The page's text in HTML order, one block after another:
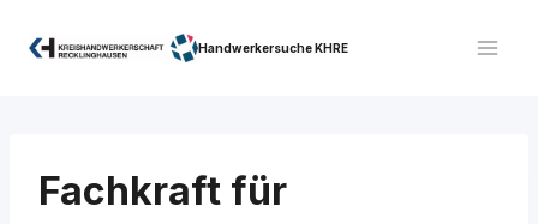
Inhalt
Handwerkersuche KHRE
Fachkraft für